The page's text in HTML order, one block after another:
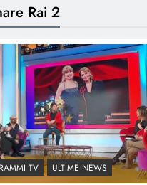
Rai 2
TV ULTIME NEWS